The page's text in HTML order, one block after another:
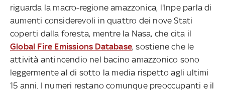
riguarda la macro-regione amazzonica, l'Inpe parla di
aumenti considerevoli in quattro dei nove Stati
coperti dalla foresta, mentre la Nasa, che cita il
Global Fire Emissions Database, sostiene che le
attività antincendio nel bacino amazzonico sono
leggermente al di sotto la media rispetto agli ultimi
15 anni. I numeri restano comunque preoccupanti e il